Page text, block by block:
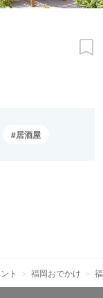
居酒屋
ト 福岡おでかけ